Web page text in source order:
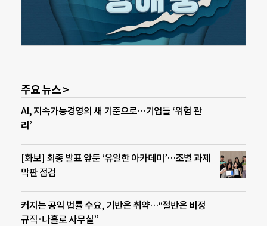
주요 뉴스 >
AI, 지속가능경영의 새 기준으로…기업들 ‘위험 관
리’
[화보] 최종 발표 앞둔 ‘유일한 아카데미’…조별 과제
막판 점검
커지는 공익 법률 수요, 기반은 취약…“절반은 비정
규직·나홀로 사무실”